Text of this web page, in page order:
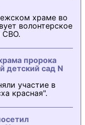
храме во
волонтерское
СВО.
пророка
детский сад N
участие в
красная".